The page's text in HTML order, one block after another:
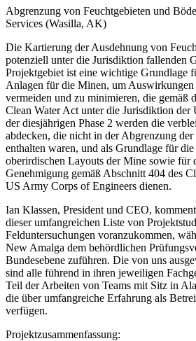
Abgrenzung von Feuchtgebieten und
Services (Wasilla, AK)
Die Kartierung der Ausdehnung von
potenziell unter die Jurisdiktion fallenden
Projektgebiet ist eine wichtige Grundlage
Anlagen für die Minen, um Auswirkungen
vermeiden und zu minimieren, die gemäß
Clean Water Act unter die Jurisdiktion
der diesjährigen Phase 2 werden die
abdecken, die nicht in der Abgrenzung der
enthalten waren, und als Grundlage für die
oberirdischen Layouts der Mine sowie für
Genehmigung gemäß Abschnitt 404 des
US Army Corps of Engineers dienen.
Ian Klassen, President und CEO,
dieser umfangreichen Liste von
Felduntersuchungen voranzukommen,
New Amalga dem behördlichen
Bundesebene zuführen. Die von uns
sind alle führend in ihren jeweiligen
Teil der Arbeiten von Teams mit Sitz in
die über umfangreiche Erfahrung als
verfügen.
Projektzusammenfassung: